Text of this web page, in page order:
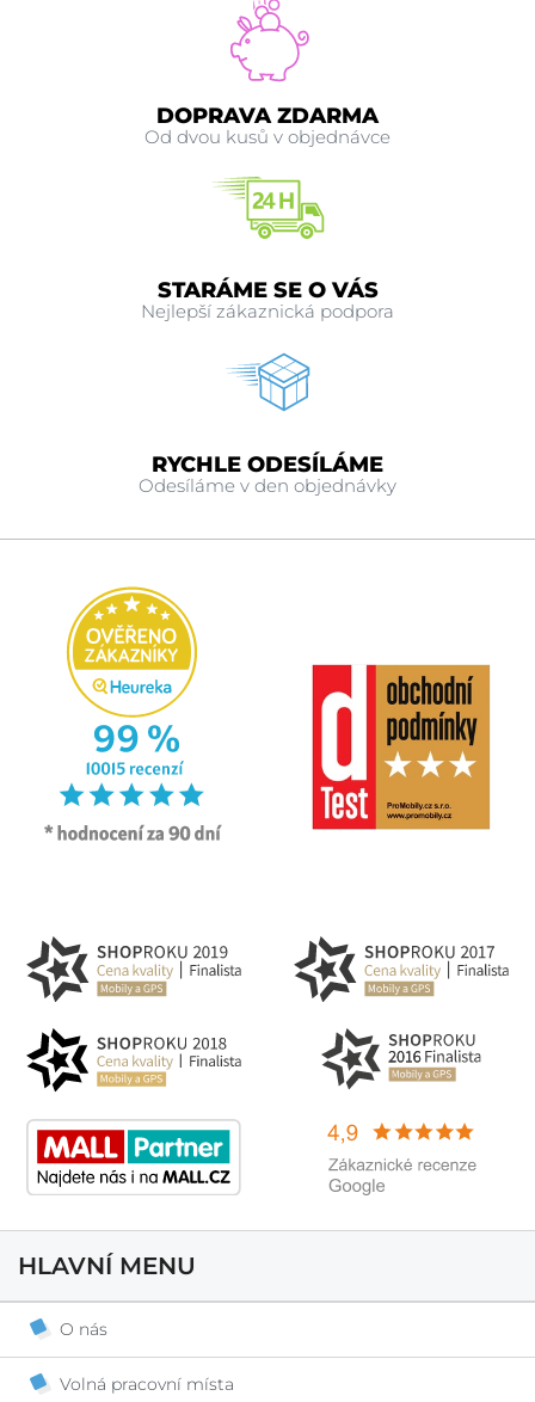
DOPRAVA ZDARMA
Od dvou kusů v objednávce
STARÁME SE O VÁS
Nejlepší zákaznická podpora
RYCHLE ODESÍLÁME
Odesíláme v den objednávky
HLAVNÍ MENU
O nás
Volná pracovní místa